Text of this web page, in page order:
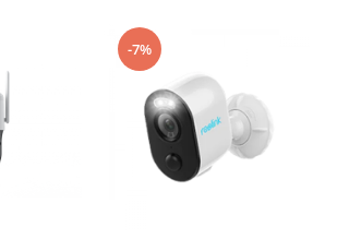
-7%